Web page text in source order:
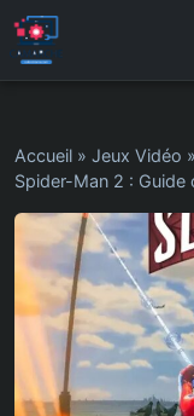
Accueil » Jeux Vidéo »
Spider-Man 2 : Guide